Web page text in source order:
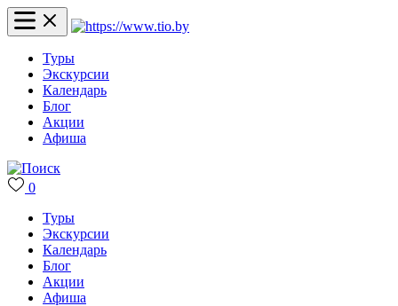
Туры
Экскурсии
Календарь
Блог
Акции
Афиша
0
Туры
Экскурсии
Календарь
Блог
Акции
Афиша